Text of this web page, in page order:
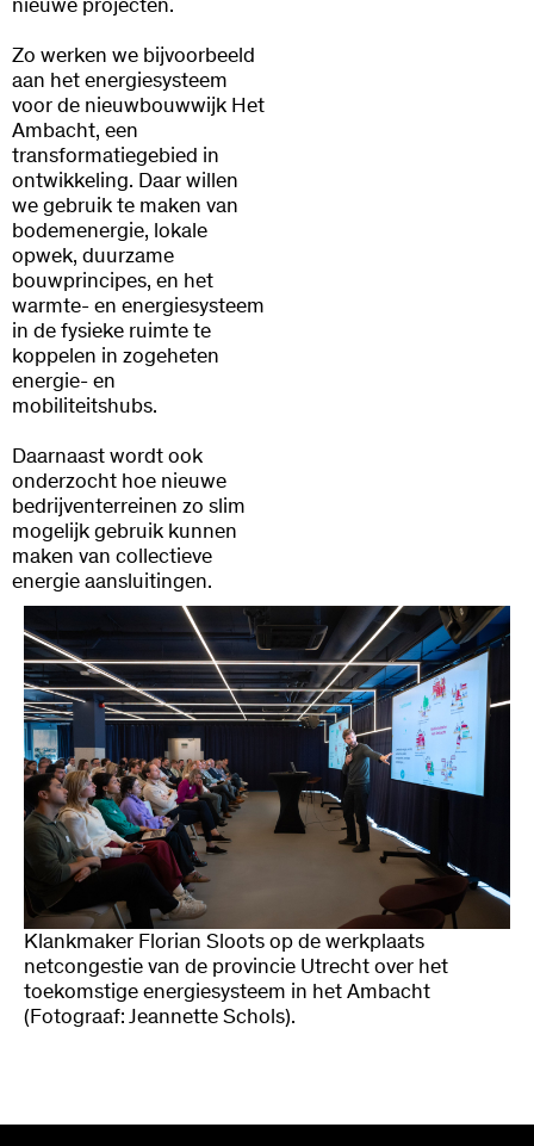
nieuwe projecten.
Zo werken we bijvoorbeeld
aan het energiesysteem
voor de nieuwbouwwijk Het
Ambacht, een
transformatiegebied in
ontwikkeling. Daar willen
we gebruik te maken van
bodemenergie, lokale
opwek, duurzame
bouwprincipes, en het
warmte- en energiesysteem
in de fysieke ruimte te
koppelen in zogeheten
energie- en
mobiliteitshubs.
Daarnaast wordt ook
onderzocht hoe nieuwe
bedrijventerreinen zo slim
mogelijk gebruik kunnen
maken van collectieve
energie aansluitingen.
Klankmaker Florian Sloots op de werkplaats
netcongestie van de provincie Utrecht over het
toekomstige energiesysteem in het Ambacht
(Fotograaf: Jeannette Schols).